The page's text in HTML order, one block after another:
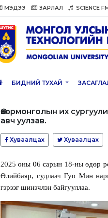
МЭДЭЭ ЗАРЛАЛ SCIENCE
БИДНИЙ ТУХАЙ
Өвөрмонголын их
авч уулзав.
Хуваалцах Хуваалцах
2025 оны 06 сарын 18-ны өдөр
Өлийбаяр, судлаач Гуо Мин
гэрээг шинэчлэн байгууллаа.